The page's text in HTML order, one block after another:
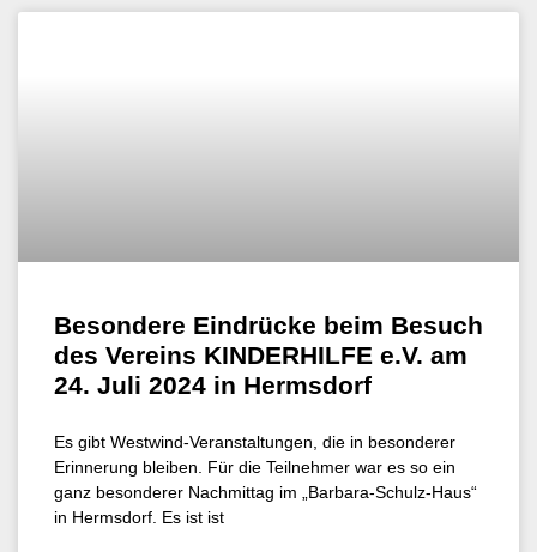
Besondere Eindrücke beim Besuch
des Vereins KINDERHILFE e.V. am
24. Juli 2024 in Hermsdorf
Es gibt Westwind-Veranstaltungen, die in besonderer
Erinnerung bleiben. Für die Teilnehmer war es so ein
ganz besonderer Nachmittag im „Barbara-Schulz-Haus“
in Hermsdorf. Es ist ist